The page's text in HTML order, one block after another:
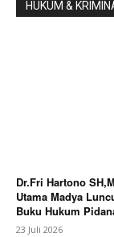
HUKUM &
Dr.Fri Hartono
Utama Madya
Buku Hukum
23 Juli 2026